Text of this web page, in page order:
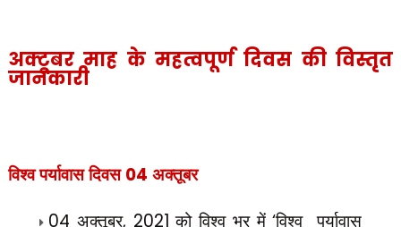
अक्टूबर माह के महत्वपूर्ण दिवस की विस्तृत
जानकारी
विश्व पर्यावास दिवस 04 अक्तूबर
04 अक्तूबर, 2021 को विश्व भर में‘विश्व
पर्यावास